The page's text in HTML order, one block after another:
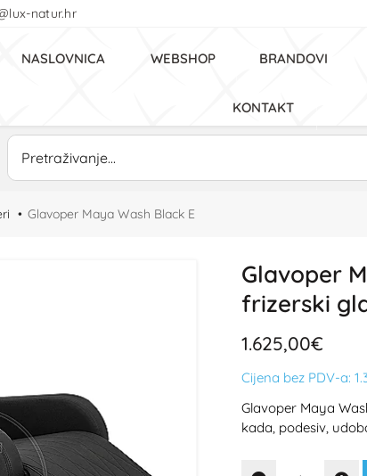
natur.hr
NASLOVNICA WEBSHOP BRANDOVI
KONTAKT
Glavoper Maya Wash Black E
Glavoper
frizerski
1.625,00€
Cijena bez PDV-a:
Glavoper Maya
kada, podesiv,